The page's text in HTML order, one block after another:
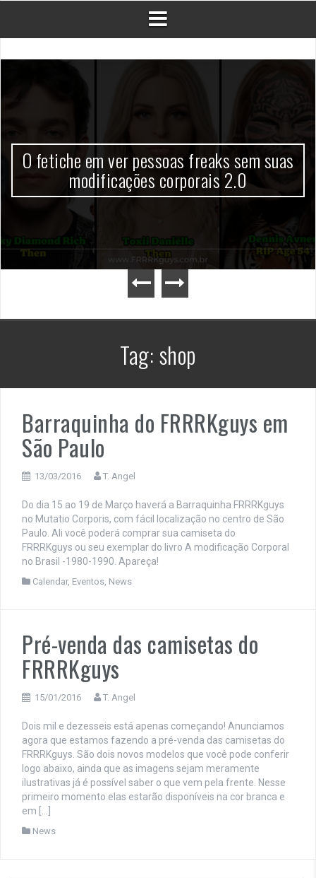
O fetiche em ver pessoas freaks sem suas
modificações corporais 2.0
Tag:shop
Barraquinha do FRRRKguys em
São Paulo
13/03/2016 T. Angel
Do dia 15 ao 19 de Março haverá a Barraquinha FRRRKguys
no Mutatio Corporis, com fácil localização no centro de São
Paulo. Ali você poderá comprar sua camiseta do
FRRRKguys ou seu exemplar do livro A modificação Corporal
no Brasil -1980-1990. Apareça!
Calendar, Eventos, News
Pré-venda das camisetas do
FRRRKguys
15/01/2016 T. Angel
Dois mil e dezesseis está apenas começando! Anunciamos
agora que estamos fazendo a pré-venda das camisetas do
FRRRKguys. São dois novos modelos que você pode conferir
logo abaixo, ainda que as imagens sejam meramente
ilustrativas já é possível saber o que vem pela frente. Nesse
primeiro momento elas estarão disponíveis na cor branca e
em […]
News